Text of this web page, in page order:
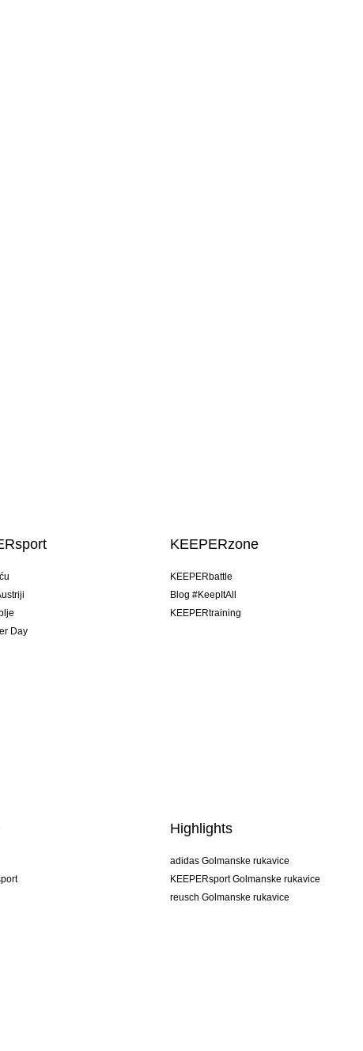
Day
KEEPERzone
KEEPERbattle
Blog #KeepItAll
KEEPERtraining
Highlights
adidas Golmanske rukavice
KEEPERsport Golmanske rukavice
reusch Golmanske rukavice